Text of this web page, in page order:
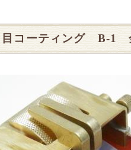
目コーティング B-1